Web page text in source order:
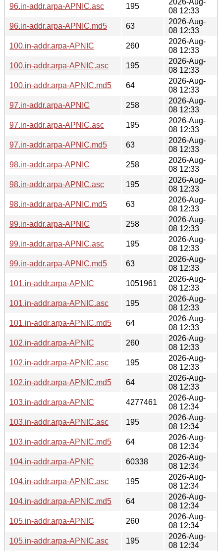
96.in-addr.arpa-APNIC.asc 195
08 12:33
96.in-addr.arpa-APNIC.md5
63
2026-Aug-
08 12:33
100.in-addr.arpa-APNIC
260
2026-Aug-
08 12:33
100.in-addr.arpa-APNIC.asc
195
2026-Aug-
08 12:33
100.in-addr.arpa-APNIC.md5
64
2026-Aug-
08 12:33
97.in-addr.arpa-APNIC
258
2026-Aug-
08 12:33
97.in-addr.arpa-APNIC.asc
195
2026-Aug-
08 12:33
97.in-addr.arpa-APNIC.md5
63
2026-Aug-
08 12:33
98.in-addr.arpa-APNIC
258
2026-Aug-
08 12:33
98.in-addr.arpa-APNIC.asc
195
2026-Aug-
08 12:33
98.in-addr.arpa-APNIC.md5
63
2026-Aug-
08 12:33
99.in-addr.arpa-APNIC
258
2026-Aug-
08 12:33
99.in-addr.arpa-APNIC.asc
195
2026-Aug-
08 12:33
99.in-addr.arpa-APNIC.md5
63
2026-Aug-
08 12:33
101.in-addr.arpa-APNIC
1051961
2026-Aug-
08 12:33
101.in-addr.arpa-APNIC.asc
195
2026-Aug-
08 12:33
101.in-addr.arpa-APNIC.md5
64
2026-Aug-
08 12:33
102.in-addr.arpa-APNIC
260
2026-Aug-
08 12:33
102.in-addr.arpa-APNIC.asc
195
2026-Aug-
08 12:33
102.in-addr.arpa-APNIC.md5
64
2026-Aug-
08 12:33
103.in-addr.arpa-APNIC
4277461
2026-Aug-
08 12:34
103.in-addr.arpa-APNIC.asc
195
2026-Aug-
08 12:34
103.in-addr.arpa-APNIC.md5
64
2026-Aug-
08 12:34
104.in-addr.arpa-APNIC
60338
2026-Aug-
08 12:34
104.in-addr.arpa-APNIC.asc
195
2026-Aug-
08 12:34
104.in-addr.arpa-APNIC.md5
64
2026-Aug-
08 12:34
105.in-addr.arpa-APNIC
260
2026-Aug-
08 12:34
105.in-addr.arpa-APNIC.asc
195
2026-Aug-
08 12:34